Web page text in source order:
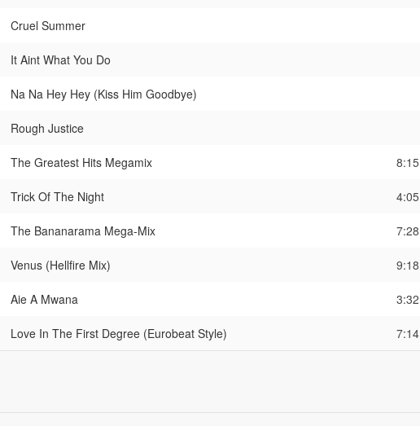
Cruel Summer
It Aint What You Do
Na Na Hey Hey (Kiss Him Goodbye)
Rough Justice
The Greatest Hits Megamix 8:15
Trick Of The Night 4:05
The Bananarama Mega-Mix 7:28
Venus (Hellfire Mix) 9:18
Aie A Mwana 3:32
Love In The First Degree (Eurobeat Style) 7:14